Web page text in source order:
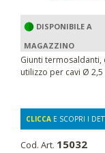
DISPONIBILE A
MAGAZZINO
Giunti termosaldanti,
utilizzo per cavi Ø 2,5
CLICCA E SCOPRI I
Cod. Art. 15032